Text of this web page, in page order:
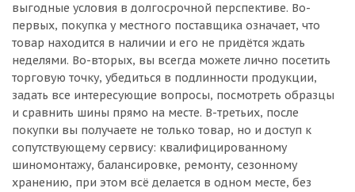
выгодные условия в долгосрочной перспективе. Во-
первых, покупка у местного поставщика означает, что
товар находится в наличии и его не придётся ждать
неделями. Во-вторых, вы всегда можете лично посетить
торговую точку, убедиться в подлинности продукции,
задать все интересующие вопросы, посмотреть образцы
и сравнить шины прямо на месте. В-третьих, после
покупки вы получаете не только товар, но и доступ к
сопутствующему сервису: квалифицированному
шиномонтажу, балансировке, ремонту, сезонному
хранению, при этом всё делается в одном месте, без